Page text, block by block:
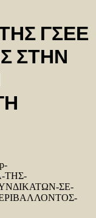
ΓΣΕΕ
ΣΤΗΝ
ΤΗΣ-
ΣΕ-